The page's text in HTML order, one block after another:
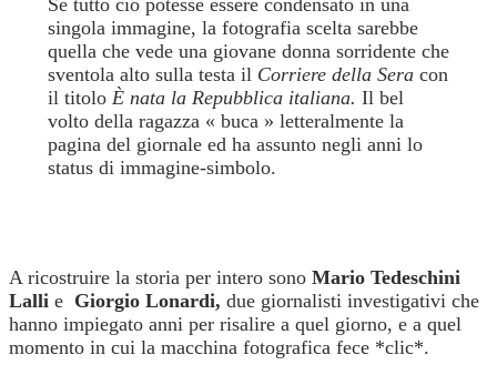
singola immagine, la fotografia scelta sarebbe
quella che vede una giovane donna sorridente che
sventola alto sulla testa il Corriere della Seracon
il titolo È nata la Repubblica italiana. Il bel
volto della ragazza « buca » letteralmente la
pagina del giornale ed ha assunto negli anni lo
status di immagine-simbolo.
A ricostruire la storia per intero sono Mario Tedeschini
Lalli e Giorgio Lonardi, due giornalisti investigativi che
hanno impiegato anni per risalire a quel giorno, e a quel
momento in cui la macchina fotografica fece *clic*.